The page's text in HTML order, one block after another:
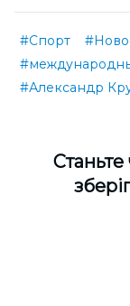
#Спорт
#Александр